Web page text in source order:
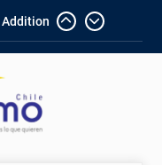
Addition
In Add-
1win
si